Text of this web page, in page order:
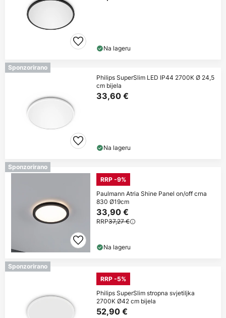
Na lageru
Sponzorirano
Philips SuperSlim LED IP44 2700K Ø 24,5
cm bijela
33,60 €
Na lageru
Sponzorirano
RRP -9%
Paulmann Atria Shine Panel on/off crna
830 Ø19cm
33,90 €
RRP37,27 €
Na lageru
Sponzorirano
RRP -5%
Philips SuperSlim stropna svjetiljka
2700K Ø42 cm bijela
52,90 €